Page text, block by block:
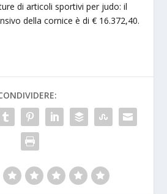
di articoli sportivi per judo: il
della cornice è di € 16.372,40.